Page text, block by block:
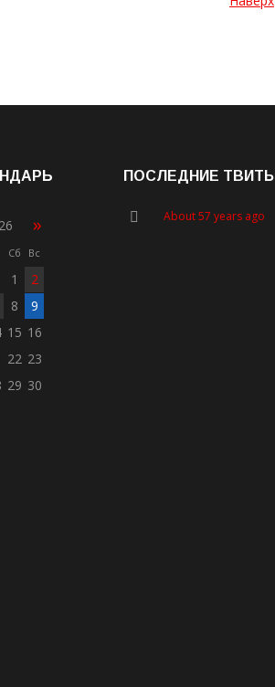
»
Сб Вс
1
2
8
9
15 16
22 23
29 30
ПОСЛЕДНИЕ ТВИТЫ
About 57 years ago